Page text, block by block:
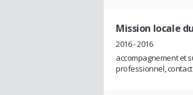
Mission locale
2016 - 2016
accompagnement et
professionnel,